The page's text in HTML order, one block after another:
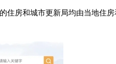
住房和城市更新局均由当地住